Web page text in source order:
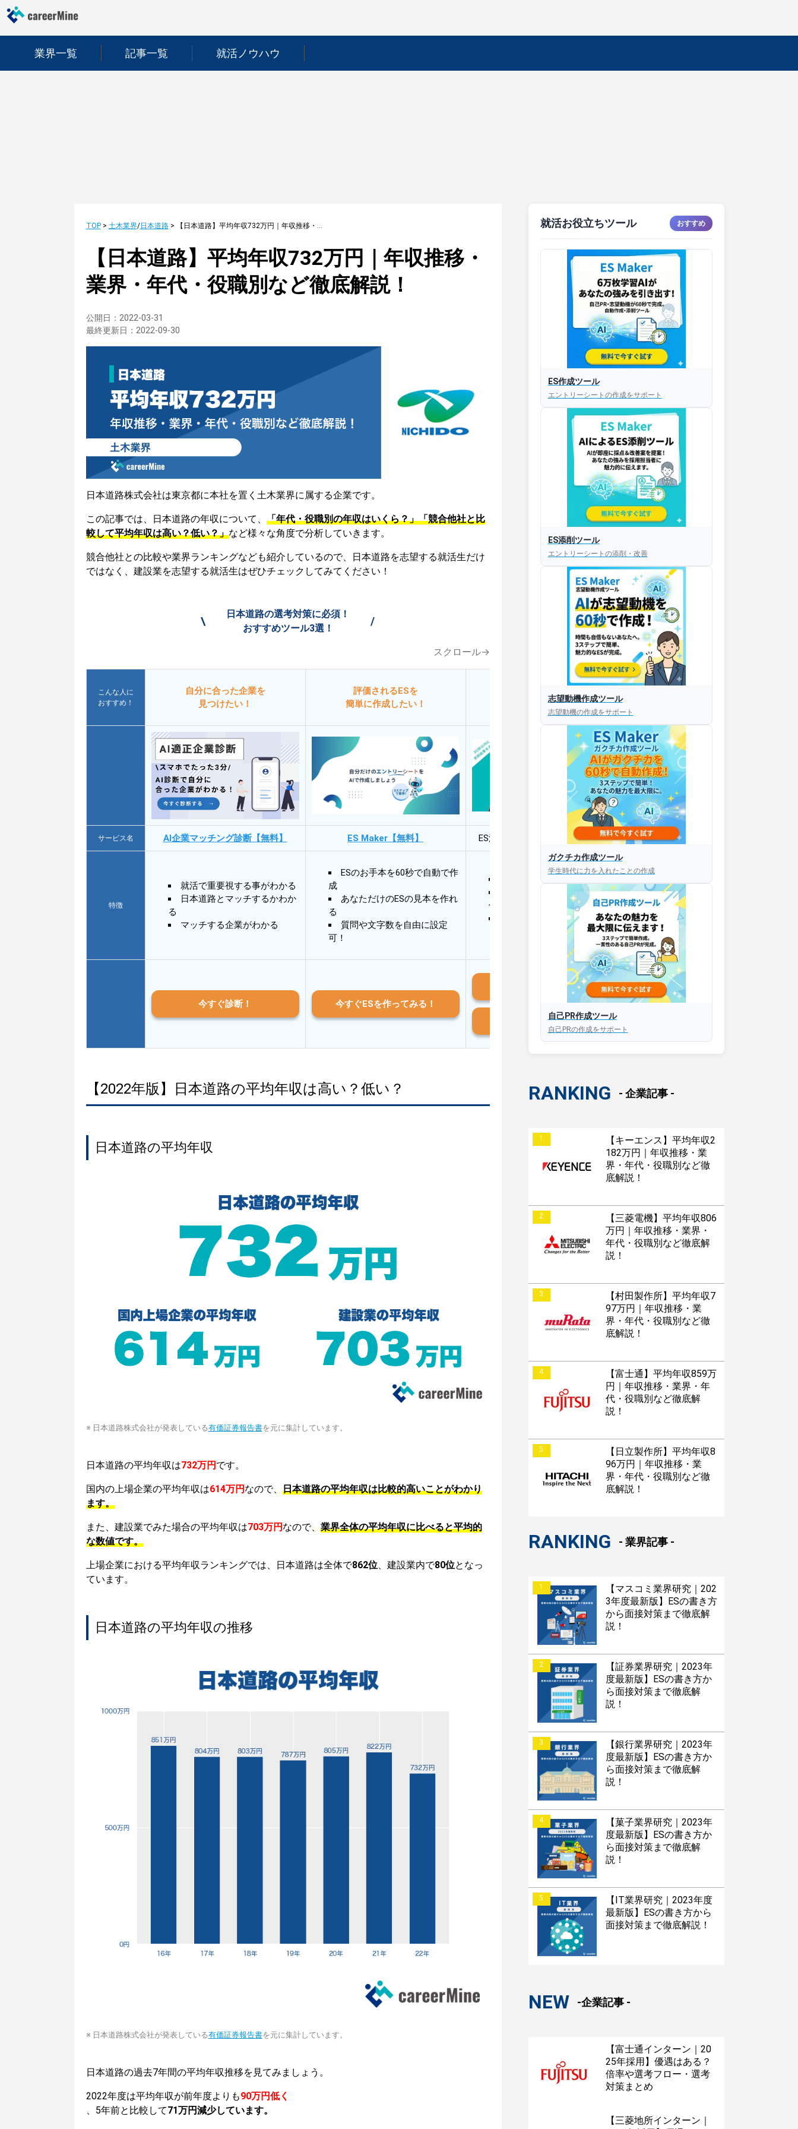
業界一覧 記事一覧 就活ノウハウ
TOP> 土木業界/日本道路> 【日本道路】平均年収732万円｜年収推移・業界・年代・役職別など徹底解説！
【日本道路】平均年収732万円｜年収推移・
業界・年代・役職別など徹底解説！
公開日： 2022-03-31
最終更新日： 2022-09-30
日本道路株式会社は東京都に本社を置く土木業界に属する企業です。
この記事では、日本道路の年収について、 「年代・役職別の年収はいくら？」「競合他社と比
較して平均年収は高い？低い？」など様々な角度で分析していきます。
競合他社との比較や業界ランキングなども紹介しているので、日本道路を志望する就活生だけ
ではなく、建設業を志望する就活生はぜひチェックしてみてください！
\
日本道路の選考対策に必須！
おすすめツール3選！
/
スクロール→
こんな人に
おすすめ！
自分に合った企業を
見つけたい！
評価されるESを
簡単に作成したい！
添削してほしい！
サービス名 AI企業マッチング診断【無料】 ES Maker【無料】 ES添削・面接対策アプリ【無料】
特徴
就活で重要視する事がわかる
日本道路とマッチするかわか
る
マッチする企業がわかる
ESのお手本を60秒で自動で作
成
あなただけのESの見本を作れ
る
質問や文字数を自由に設定
可！
30秒以内にあなたのESを添削
30秒以内にあなただけのESを
作成
AIと対話して面接練習ができ
今すぐ診断！ 今すぐESを作ってみる！
iOS版はこちら
Android版はこちら
【2022年版】日本道路の平均年収は高い？低い？
日本道路の平均年収
※ 日本道路株式会社が発表している有価証券報告書を元に集計しています。
日本道路の平均年収は732万円 です。
国内の上場企業の平均年収は614万円 なので、 日本道路の平均年収は比較的高いことがわかり
ます。
また、建設業でみた場合の平均年収は703万円 なので、 業界全体の平均年収に比べると平均的
な数値です。
上場企業における平均年収ランキングでは、日本道路は全体で862位、建設業内で80位となっ
ています。
日本道路の平均年収の推移
※ 日本道路株式会社が発表している有価証券報告書を元に集計しています。
日本道路の過去7年間の平均年収推移を見てみましょう。
2022年度は平均年収が前年度よりも90万円低く
、5年前と比較して71万円減少しています。
就活お役立ちツール おすすめ
ES作成ツール
エントリーシートの作成をサポート
ES添削ツール
エントリーシートの添削・改善
志望動機作成ツール
志望動機の作成をサポート
ガクチカ作成ツール
学生時代に力を入れたことの作成
自己PR作成ツール
自己PRの作成をサポート
RANKING - 企業記事 -
1
【キーエンス】平均年収2
182万円｜年収推移・業
界・年代・役職別など徹
底解説！
2
【三菱電機】平均年収806
万円｜年収推移・業界・
年代・役職別など徹底解
説！
3
【村田製作所】平均年収7
97万円｜年収推移・業
界・年代・役職別など徹
底解説！
4
【富士通】平均年収859万
円｜年収推移・業界・年
代・役職別など徹底解
説！
5
【日立製作所】平均年収8
96万円｜年収推移・業
界・年代・役職別など徹
底解説！
RANKING - 業界記事 -
1
【マスコミ業界研究｜202
3年度最新版】ESの書き方
から面接対策まで徹底解
説！
2
【証券業界研究｜2023年
度最新版】ESの書き方か
ら面接対策まで徹底解
説！
3
【銀行業界研究｜2023年
度最新版】ESの書き方か
ら面接対策まで徹底解
説！
4
【菓子業界研究｜2023年
度最新版】ESの書き方か
ら面接対策まで徹底解
説！
5
【IT業界研究｜2023年度
最新版】ESの書き方から
面接対策まで徹底解説！
NEW -企業記事 -
【富士通インターン｜20
25年採用】優遇はある？
倍率や選考フロー・選考
対策まとめ
【三菱地所インターン｜